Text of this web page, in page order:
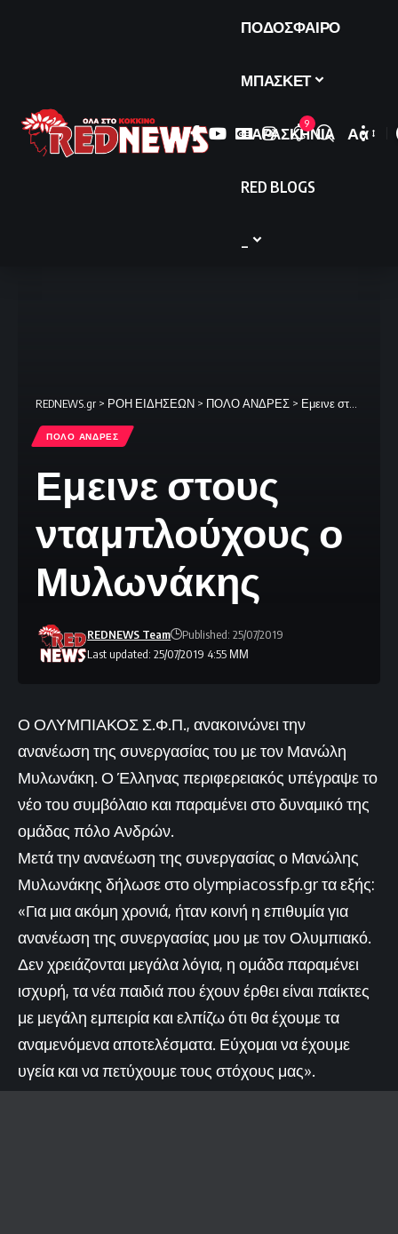
ΠΟΔΟΣΦΑΙΡΟ
ΜΠΑΣΚΕΤ
ΠΑΡΑΣΚΗΝΙΑ
RED BLOGS
9
Font
Αα
REDNEWS.gr > ΡΟΗ ΕΙΔΗΣΕΩΝ > ΠΟΛΟ ΑΝΔΡΕΣ > Εμεινε στους νταμπλούχους ο Μυλωνάκης
ΠΟΛΟ ΑΝΔΡΕΣ
Εμεινε στους
νταμπλούχους ο
Μυλωνάκης
Last updated: 25/07/2019 4:55 ΜΜ
REDNEWS Team Published: 25/07/2019
Ο ΟΛΥΜΠΙΑΚΟΣ Σ.Φ.Π., ανακοινώνει την
ανανέωση της συνεργασίας του με τον Μανώλη
Μυλωνάκη. Ο Έλληνας περιφερειακός υπέγραψε το
νέο του συμβόλαιο και παραμένει στο δυναμικό της
ομάδας πόλο Ανδρών.
Μετά την ανανέωση της συνεργασίας ο Μανώλης
Μυλωνάκης δήλωσε στο olympiacossfp.gr τα εξής:
«Για μια ακόμη χρονιά, ήταν κοινή η επιθυμία για
ανανέωση της συνεργασίας μου με τον Ολυμπιακό.
Δεν χρειάζονται μεγάλα λόγια, η ομάδα παραμένει
ισχυρή, τα νέα παιδιά που έχουν έρθει είναι παίκτες
με μεγάλη εμπειρία και ελπίζω ότι θα έχουμε τα
αναμενόμενα αποτελέσματα. Εύχομαι να έχουμε
υγεία και να πετύχουμε τους στόχους μας».